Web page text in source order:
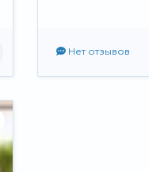
Нет отзывов